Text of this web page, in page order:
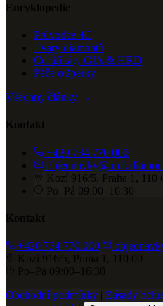
Encyklopedie
Průvodce 4C
Tvary diamantů
Certifikáty GIA & HRD
Péče o šperky
Všechny články →
Kontakt
+420 734 770 000
Kozí 916/5, Praha 1, 110
Po–Pá 09:00–16:30
Kontakt
+420 734 770 000
Kozí 916/5, Praha 1, 110 00
Po–Pá 09:00–16:30
Obchodní podmínky | Zásady